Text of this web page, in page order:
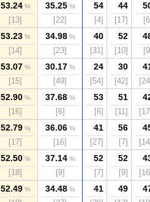
53.24%
[13]
35.25%
[22]
54
[4]
44
[17]
53.23%
[14]
34.98%
[23]
40
[31]
52
[10]
53.07%
[15]
30.17%
[49]
24
[54]
30
[42]
52.90%
[16]
37.68%
[6]
53
[6]
51
[11]
52.79%
[17]
36.06%
[16]
41
[27]
56
[7]
52.50%
[18]
37.14%
[9]
52
[7]
52
[9]
52.49% 34.48% 41 49